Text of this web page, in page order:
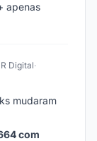
apenas
Digital·
mudaram
com